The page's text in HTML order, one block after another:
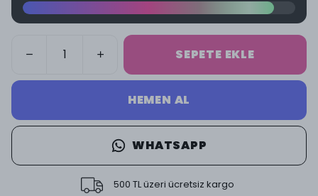
SEPETE EKLE
HEMEN AL
WHATSAPP
500 TL üzeri ücretsiz kargo